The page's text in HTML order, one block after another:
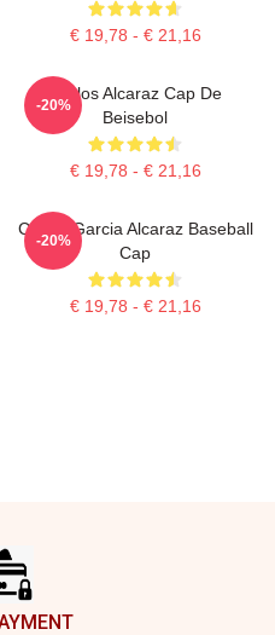
€ 19,78 - € 21,16
Carlos Alcaraz Cap De
Beisebol
€ 19,78 - € 21,16
-20%
Carlos Garcia Alcaraz Baseball
Cap
€ 19,78 - € 21,16
-20%